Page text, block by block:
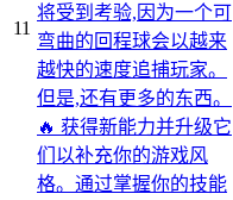
11
将受到考验,因为一个可
弯曲的回程球会以越来
越快的速度追捕玩家。
但是,还有更多的东西。
🔥 获得新能力并升级它
们以补充你的游戏风
格。通过掌握你的技能